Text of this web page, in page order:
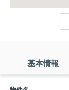
基本情報